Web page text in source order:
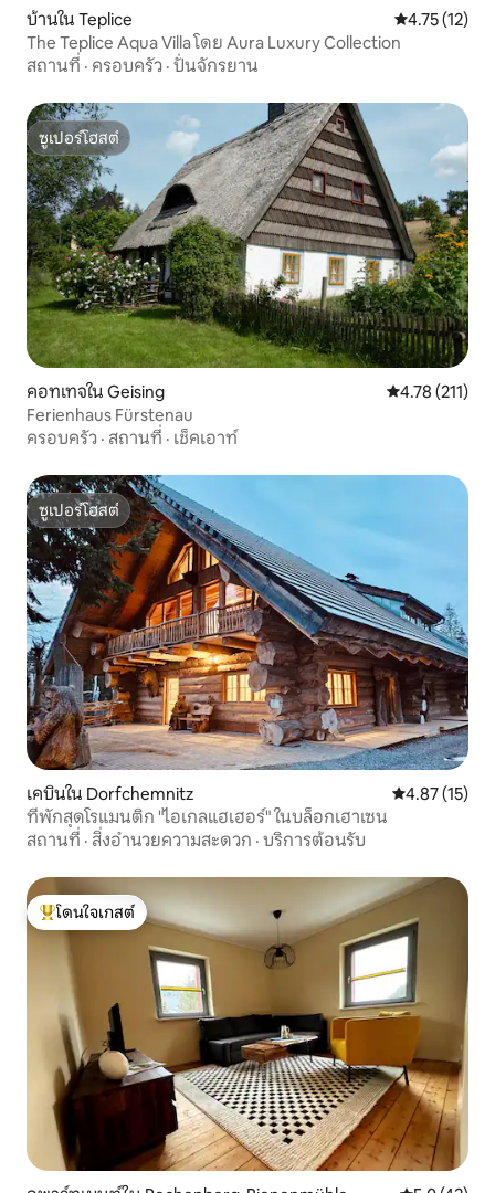
บ้านใน Teplice คะแนนเฉลี่ย
4.75 (12)
The Teplice Aqua Villa โดย Aura Luxury Collection
สถานที่ · ครอบครัว · ปั่นจักรยาน
ซูเปอร์โฮสต์
ซูเปอร์โฮสต์
คอทเทจใน Geising คะแนนเฉลี่ย
4.78 (211)
Ferienhaus Fürstenau
ครอบครัว · สถานที่ · เช็คเอาท์
ซูเปอร์โฮสต์
ซูเปอร์โฮสต์
เคบินใน Dorfchemnitz คะแนนเฉลี่ย
4.87 (15)
ที่พักสุดโรแมนติก "ไอเกลแฮเฮอร์" ในบล็อกเฮาเซน
สถานที่ · สิ่งอำนวยความสะดวก · บริการต้อนรับ
โดนใจเกสต์ที่สุด
โดนใจเกสต์